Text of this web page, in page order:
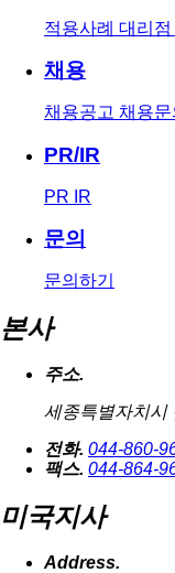
적용사례 대리점
채용
채용공고 채용문
PR/IR
PR IR
문의
문의하기
본사
주소.
세종특별자치시
전화. 044-860-
팩스. 044-864-
미국지사
Address.